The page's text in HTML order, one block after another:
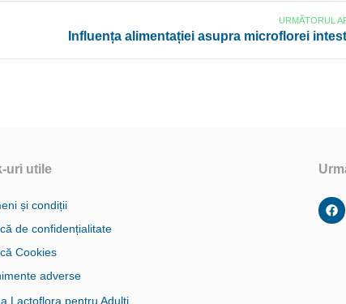
URMĂTORUL
Influența alimentației asupra microflorei
uri utile
și condiții
de confidențialitate
Cookies
adverse
Lactoflora pentru Adulți